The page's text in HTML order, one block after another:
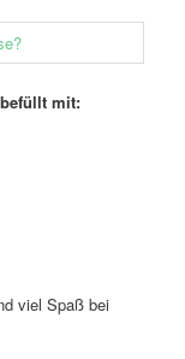
mit:
viel Spaß bei